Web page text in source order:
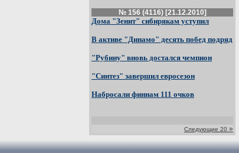
№ 156 (4116) [21.12.2010]
Дома "Зенит" сибирякам уступил
В активе "Динамо" десять побед подряд
"Рубину" вновь достался чемпион
"Синтез" завершил евросезон
Набросали финнам 111 очков
Следующие 20 »